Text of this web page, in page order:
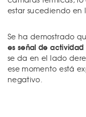
estar sucediendo en
Se ha demostrado
es señal de
se da en el lado
ese momento está
negativo.